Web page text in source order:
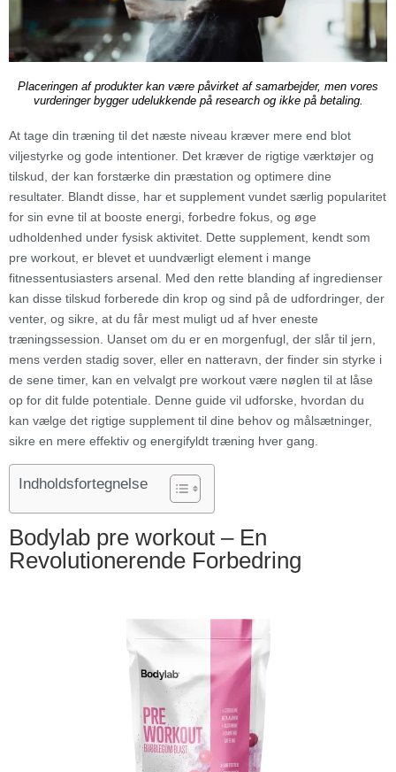
Placeringen af produkter kan være påvirket af samarbejder, men vores
vurderinger bygger udelukkende på research og ikke på betaling.
At tage din træning til det næste niveau kræver mere end blot
viljestyrke og gode intentioner. Det kræver de rigtige værktøjer og
tilskud, der kan forstærke din præstation og optimere dine
resultater. Blandt disse, har et supplement vundet særlig popularitet
for sin evne til at booste energi, forbedre fokus, og øge
udholdenhed under fysisk aktivitet. Dette supplement, kendt som
pre workout, er blevet et uundværligt element i mange
fitnessentusiasters arsenal. Med den rette blanding af ingredienser
kan disse tilskud forberede din krop og sind på de udfordringer, der
venter, og sikre, at du får mest muligt ud af hver eneste
træningssession. Uanset om du er en morgenfugl, der slår til jern,
mens verden stadig sover, eller en natteravn, der finder sin styrke i
de sene timer, kan en velvalgt pre workout være nøglen til at låse
op for dit fulde potentiale. Denne guide vil udforske, hvordan du
kan vælge det rigtige supplement til dine behov og målsætninger,
sikre en mere effektiv og energifyldt træning hver gang.
Indholdsfortegnelse
Bodylab pre workout – En
Revolutionerende Forbedring